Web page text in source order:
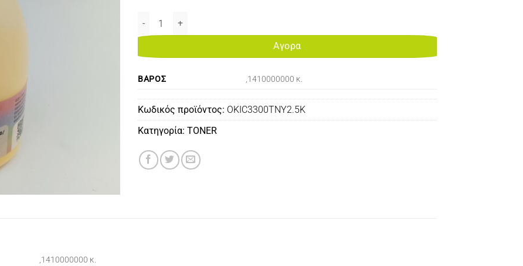
OKI C3300/3400/3450/3600/3530MFP TONER YELLOW K ποσότητα
Αγορα
ΒΆΡΟΣ ,1410000000 κ.
Κωδικός προϊόντος: OKIC3300TNY2.5K
Κατηγορία: TONER
,1410000000 κ.